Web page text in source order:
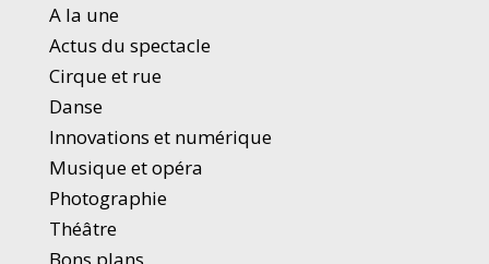
A la une
Actus du spectacle
Cirque et rue
Danse
Innovations et numérique
Musique et opéra
Photographie
Théâtre